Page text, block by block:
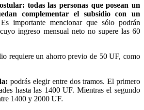
todas las personas que posean un
complementar el subsidio con un
importante mencionar que sólo podrán
ingreso mensual neto no supere las 60
requiere un ahorro previo de 50 UF, como
podrás elegir entre dos tramos. El primero
hasta las 1400 UF. Mientras el segundo
1400 y 2000 UF.